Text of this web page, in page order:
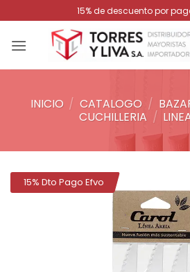
al
contenido
15% de descuento por
INICIO / CATALOGO /
CUCHILLERIA /
15% Dto Pago Efvo